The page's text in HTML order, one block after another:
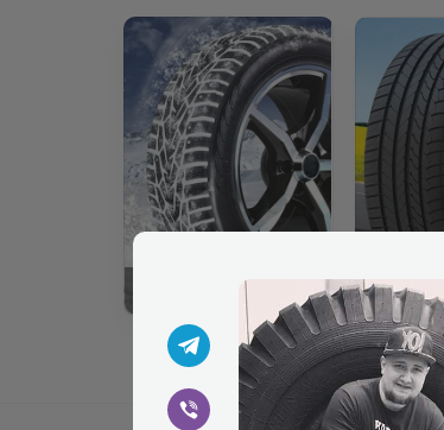
ЗИМОВІ